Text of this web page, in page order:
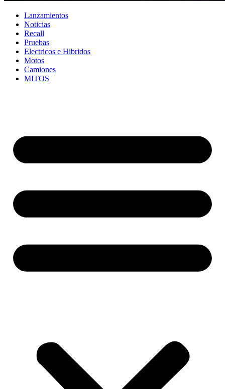
Lanzamientos
Noticias
Recall
Pruebas
Electricos e Hibridos
Motos
Camiones
MITOS